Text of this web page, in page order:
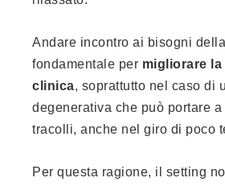
Andare incontro ai bisogni
fondamentale per migliorare
clinica, soprattutto nel caso di
degenerativa che può portare a
tracolli, anche nel giro di poco
Per questa ragione, il setting